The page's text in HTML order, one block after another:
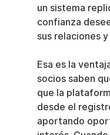
un sistema
confianza
sus relaciones
Esa es la
socios saben
que la
desde el
aportando